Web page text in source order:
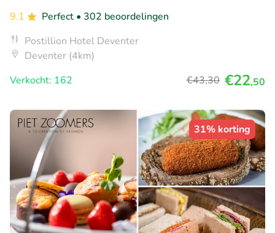
9.1
Perfect • 302 beoordelingen
Postillion Hotel Deventer
Deventer (4km)
Verkocht: 162
€43,30 €22,50
31% korting